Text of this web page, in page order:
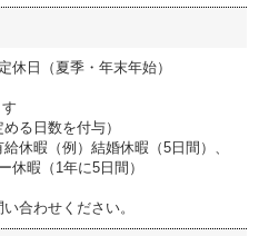
休日（夏季・年末年始）
る日数を付与）
休暇（例）結婚休暇（5日間）、
休暇（1年に5日間）
合わせください。